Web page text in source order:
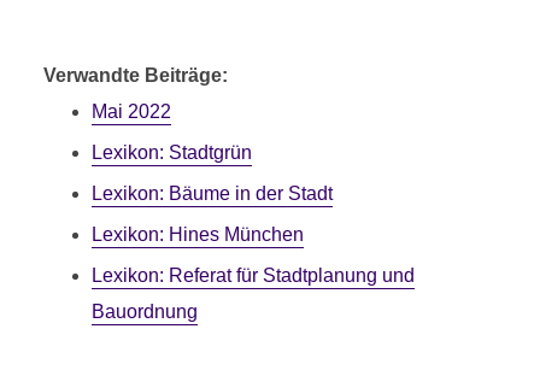
Verwandte Beiträge:
Mai 2022
Lexikon: Stadtgrün
Lexikon: Bäume in der Stadt
Lexikon: Hines München
Lexikon: Referat für Stadtplanung und
Bauordnung